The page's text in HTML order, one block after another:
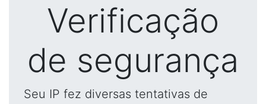
Verificação
de segurança
Seu IP fez diversas tentativas de